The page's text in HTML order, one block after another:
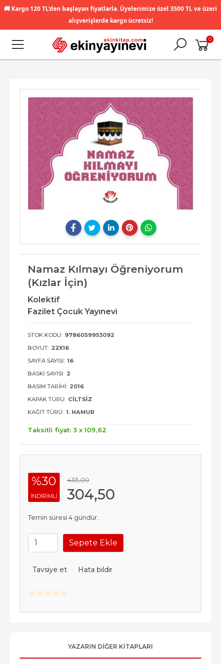
🚚 Kargo 120 TL'den başlayan fiyatlarla. Üyelerimize özel 3500 TL ve üzeri
alışverişlerde kargo ücretsiz!
0
Namaz Kılmayı Öğreniyorum
(Kızlar İçin)
Kolektif
Fazilet Çocuk Yayınevi
STOK KODU: 9786059953092
BOYUT: 22X16
SAYFA SAYISI: 16
BASKI SAYISI: 2
BASIM TARIHI: 2016
KAPAK TÜRÜ: CILTSIZ
KAĞIT TÜRÜ: 1. HAMUR
Taksitli fiyat: 3 x 109 ,62
%30
INDIRIMLI
435,00
304,50
Temin süresi 4 gündür.
Sepete Ekle
Tavsiye et Hata bildir
YAZARIN DIĞER KITAPLARI